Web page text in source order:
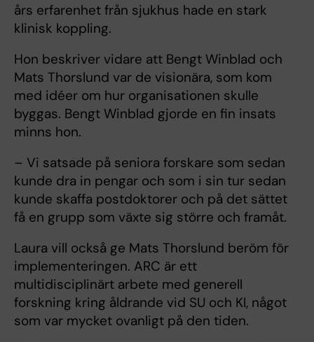
års erfarenhet från sjukhus hade en stark
klinisk koppling.
Hon beskriver vidare att Bengt Winblad och
Mats Thorslund var de visionära, som kom
med idéer om hur organisationen skulle
byggas. Bengt Winblad gjorde en fin insats
minns hon.
– Vi satsade på seniora forskare som sedan
kunde dra in pengar och som i sin tur sedan
kunde skaffa postdoktorer och på det sättet
få en grupp som växte sig större och framåt.
Laura vill också ge Mats Thorslund beröm för
implementeringen. ARC är ett
multidisciplinärt arbete med generell
forskning kring åldrande vid SU och KI, något
som var mycket ovanligt på den tiden.